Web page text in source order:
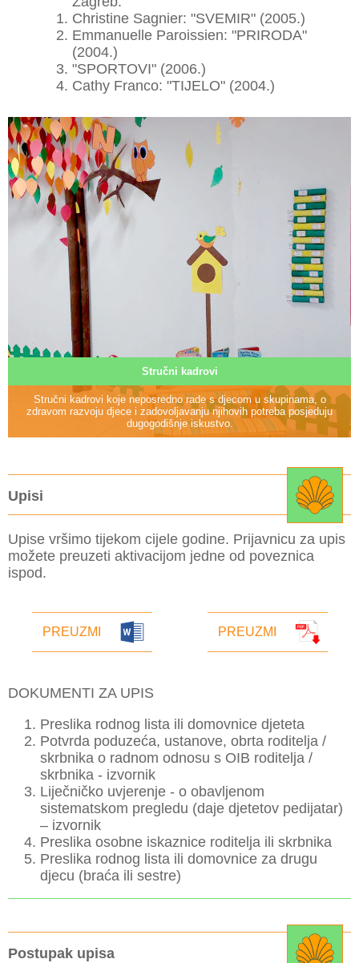
Christine Sagnier: "SVEMIR" (2005.)
Emmanuelle Paroissien: "PRIRODA"
(2004.)
"SPORTOVI" (2006.)
Cathy Franco: "TIJELO" (2004.)
Stručni kadrovi
Stručni kadrovi koje neposredno rade s djecom u skupinama, o
zdravom razvoju djece i zadovoljavanju njihovih potreba posjeduju
dugogodišnje iskustvo.
Upisi
Upise vršimo tijekom cijele godine. Prijavnicu za upis
možete preuzeti aktivacijom jedne od poveznica
ispod.
PREUZMI PREUZMI
DOKUMENTI ZA UPIS
Preslika rodnog lista ili domovnice djeteta
Potvrda poduzeća, ustanove, obrta roditelja /
skrbnika o radnom odnosu s OIB roditelja /
skrbnika - izvornik
Liječničko uvjerenje - o obavljenom
sistematskom pregledu (daje djetetov pedijatar)
– izvornik
Preslika osobne iskaznice roditelja ili skrbnika
Preslika rodnog lista ili domovnice za drugu
djecu (braća ili sestre)
Postupak upisa